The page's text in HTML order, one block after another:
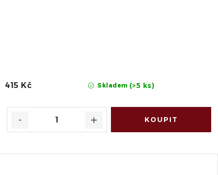
Skladem (>5 ks)
415 Kč